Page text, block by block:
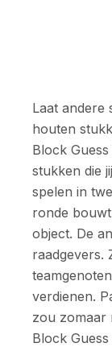
Laat andere
houten
Block
stukken die
spelen in
ronde
object. De
raadgevers.
verdienen.
zou zomaar
Block